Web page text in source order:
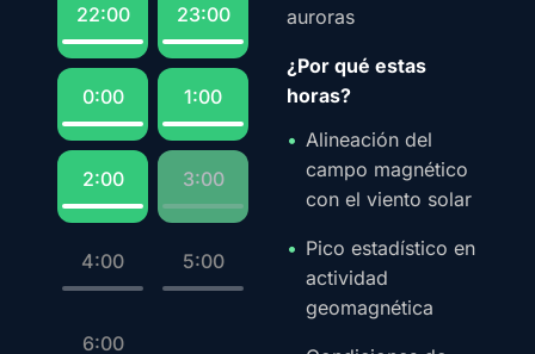
22:00 23:00
0:00 1:00
2:00 3:00
4:00 5:00
6:00
auroras
¿Por qué estas
horas?
Alineación del
campo magnético
con el viento solar
Pico estadístico en
actividad
geomagnética